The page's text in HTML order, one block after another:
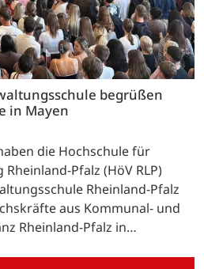
begrüßen
in Mayen
die Hochschule für
Pfalz (HöV RLP)
Rheinland-Pfalz
aus Kommunal- und
Rheinland-Pfalz in…